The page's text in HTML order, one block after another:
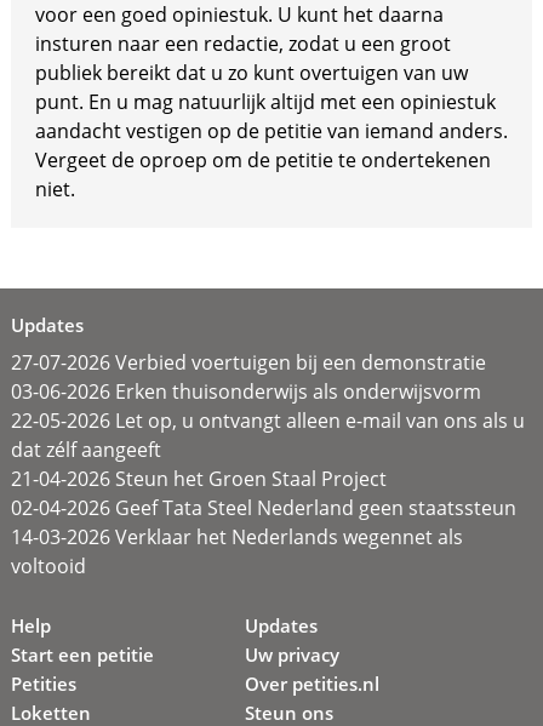
voor een goed opiniestuk. U kunt het daarna
insturen naar een redactie, zodat u een groot
publiek bereikt dat u zo kunt overtuigen van uw
punt. En u mag natuurlijk altijd met een opiniestuk
aandacht vestigen op de petitie van iemand anders.
Vergeet de oproep om de petitie te ondertekenen
niet.
Updates
27-07-2026 Verbied voertuigen bij een demonstratie
03-06-2026 Erken thuisonderwijs als onderwijsvorm
22-05-2026 Let op, u ontvangt alleen e-mail van ons als u
dat zélf aangeeft
21-04-2026 Steun het Groen Staal Project
02-04-2026 Geef Tata Steel Nederland geen staatssteun
14-03-2026 Verklaar het Nederlands wegennet als
voltooid
Help
Start een petitie
Petities
Loketten
Updates
Uw privacy
Over petities.nl
Steun ons